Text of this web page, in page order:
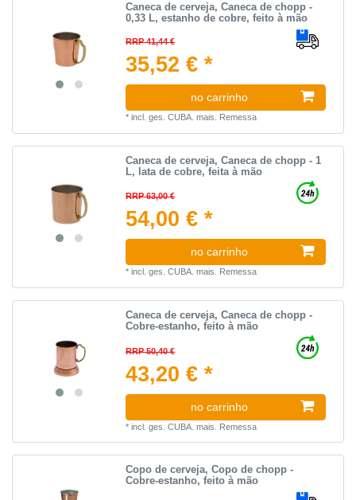
Caneca de cerveja, Caneca de chopp -
0,33 L, estanho de cobre, feito à mão
RRP 41,44 €
35,52 € *
no carrinho
*incl. ges. CUBA. mais. Remessa
Caneca de cerveja, Caneca de chopp - 1
L, lata de cobre, feita à mão
RRP 63,00 €
54,00 € *
no carrinho
*incl. ges. CUBA. mais. Remessa
Caneca de cerveja, Caneca de chopp -
Cobre-estanho, feito à mão
RRP 50,40 €
43,20 € *
no carrinho
*incl. ges. CUBA. mais. Remessa
Copo de cerveja, Copo de chopp -
Cobre-estanho, feito à mão